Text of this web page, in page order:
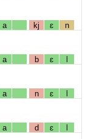
a kj ɛ n
a b ɛ l
a n ɛ l
a d ɛ l